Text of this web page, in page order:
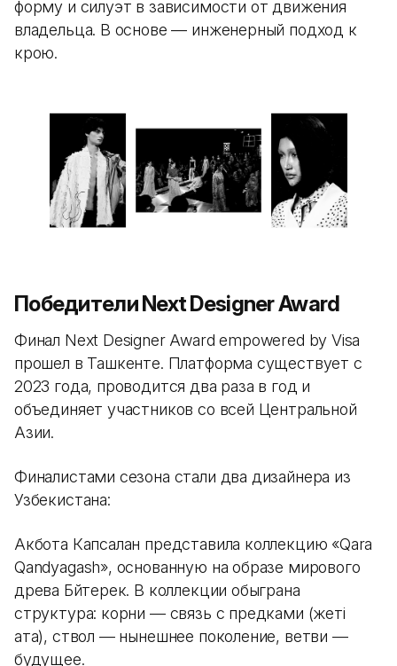
форму и силуэт в зависимости от движения
владельца. В основе — инженерный подход к
крою.
Победители Next Designer Award
Финал Next Designer Award empowered by Visa
прошел в Ташкенте. Платформа существует с
2023 года, проводится два раза в год и
объединяет участников со всей Центральной
Азии.
Финалистами сезона стали два дизайнера из
Узбекистана:
Акбота Капсалан представила коллекцию «Qara
Qandyagash», основанную на образе мирового
древа Бәйтерек. В коллекции обыграна
структура: корни — связь с предками (жеті
ата), ствол — нынешнее поколение, ветви —
будущее.